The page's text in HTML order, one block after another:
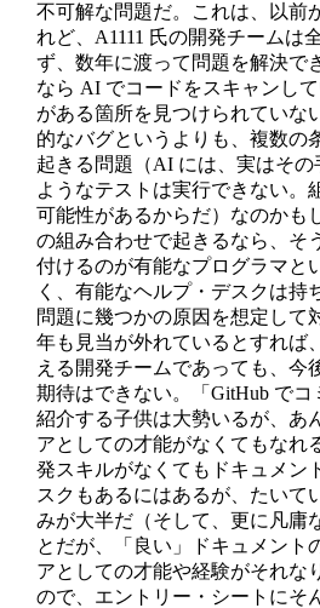
不可解な問題だ。これは、以前
れど、A1111 氏の開発チームは
ず、数年に渡って問題を解決で
なら AI でコードをスキャンし
がある箇所を見つけられていな
的なバグというよりも、複数の
起きる問題（AI には、実はその
ようなテストは実行できない。
可能性があるからだ）なのかも
の組み合わせで起きるなら、そ
付けるのが有能なプログラマと
く、有能なヘルプ・デスクは持
問題に幾つかの原因を想定して
年も見当が外れているとすれば
える開発チームであっても、今
期待はできない。「GitHub で
紹介する子供は大勢いるが、あ
アとしての才能がなくてもなれ
発スキルがなくてもドキュメン
スクもあるにはあるが、たいて
みが大半だ（そして、更に凡庸
とだが、「良い」ドキュメント
アとしての才能や経験がそれな
ので、エントリー・シートにそ